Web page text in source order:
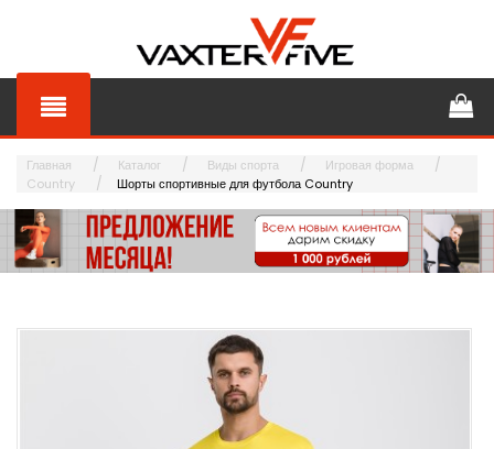
Главная Каталог Виды спорта
Игровая форма
Country
Шорты спортивные для футбола Country